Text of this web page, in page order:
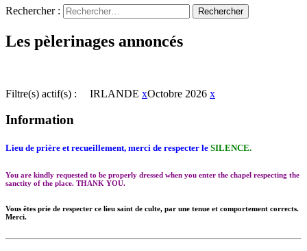
Rechercher :
Les pèlerinages annoncés
Filtre(s) actif(s) : IRLANDE xOctobre 2026 x
Information
Lieu de prière et recueillement, merci de respecter le SILENCE.
You are kindly requested to be properly dressed when you enter the chapel respecting the
sanctity of the place. THANK YOU.
Vous êtes prie de respecter ce lieu saint de culte, par une tenue et comportement corrects.
Merci.